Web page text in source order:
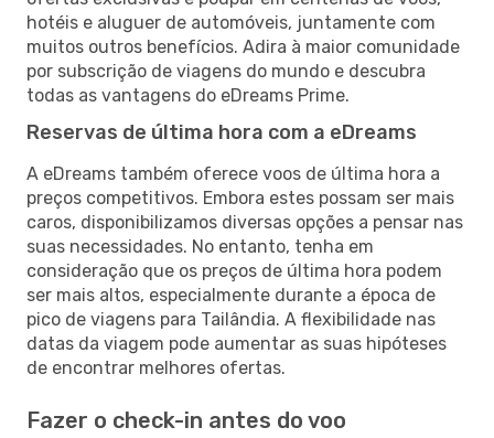
hotéis e aluguer de automóveis, juntamente com
muitos outros benefícios. Adira à maior comunidade
por subscrição de viagens do mundo e descubra
todas as vantagens do eDreams Prime.
Reservas de última hora com a eDreams
A eDreams também oferece voos de última hora a
preços competitivos. Embora estes possam ser mais
caros, disponibilizamos diversas opções a pensar nas
suas necessidades. No entanto, tenha em
consideração que os preços de última hora podem
ser mais altos, especialmente durante a época de
pico de viagens para Tailândia. A flexibilidade nas
datas da viagem pode aumentar as suas hipóteses
de encontrar melhores ofertas.
Fazer o check-in antes do voo